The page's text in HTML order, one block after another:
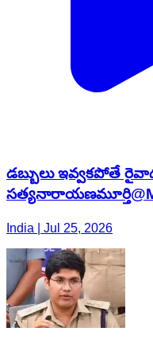
డబ్బులు ఇవ్వకపోతే
India | Jul 25, 2026